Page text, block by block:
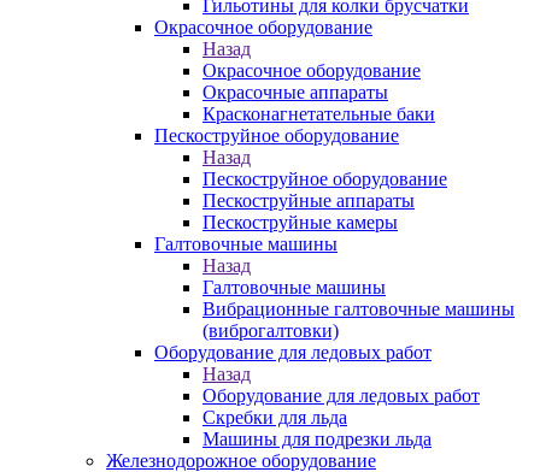
Гильотины для колки брусчатки
Окрасочное оборудование
Назад
Окрасочное оборудование
Окрасочные аппараты
Красконагнетательные баки
Пескоструйное оборудование
Назад
Пескоструйное оборудование
Пескоструйные аппараты
Пескоструйные камеры
Галтовочные машины
Назад
Галтовочные машины
Вибрационные галтовочные машины
(виброгалтовки)
Оборудование для ледовых работ
Назад
Оборудование для ледовых работ
Скребки для льда
Машины для подрезки льда
Железнодорожное оборудование